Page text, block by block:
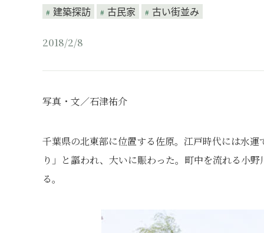
建築探訪
古民家 古い街並み
2018/2/8
写真・文／石津祐介
千葉県の北東部に位置する佐原。江戸時代には水
り」と謳われ、大いに賑わった。町中を流れる小
る。